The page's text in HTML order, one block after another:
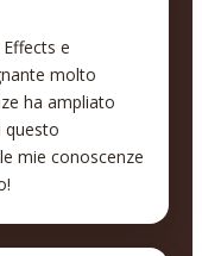
poi
alle mie
costruttiva che
gestione delle
videochiamata
minuti
e
molto
ha ampliato
questo
mie conoscenze